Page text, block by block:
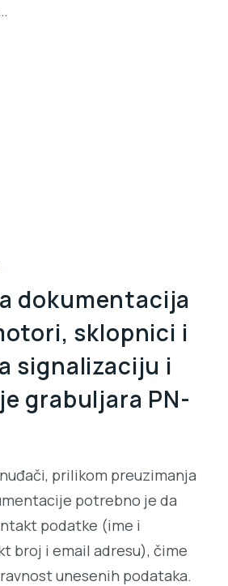
dokumentacija
sklopnici i
signalizaciju i
grabuljara PN-
prilikom preuzimanja
potrebno je da
podatke (ime i
broj i email adresu), čime
unesenih podataka.